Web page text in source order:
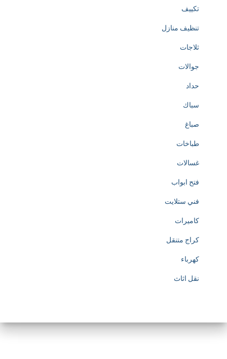
تكييف
تنظيف منازل
ثلاجات
جوالات
حداد
سباك
صباغ
طباخات
غسالات
فتح ابواب
فني ستلايت
كاميرات
كراج متنقل
كهرباء
نقل اثاث